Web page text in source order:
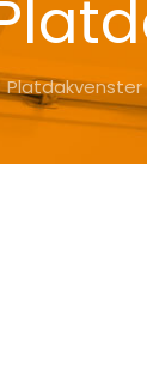
Platdakvenster